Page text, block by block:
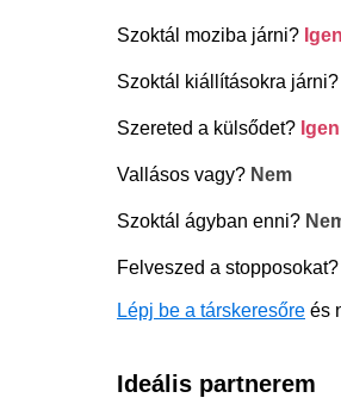
Szoktál moziba járni? Igen
Szoktál kiállításokra járni?
Szereted a külsődet? Igen
Vallásos vagy? Nem
Szoktál ágyban enni?
Felveszed a stopposokat?
Lépj be a társkeresőre és
Ideális partnerem